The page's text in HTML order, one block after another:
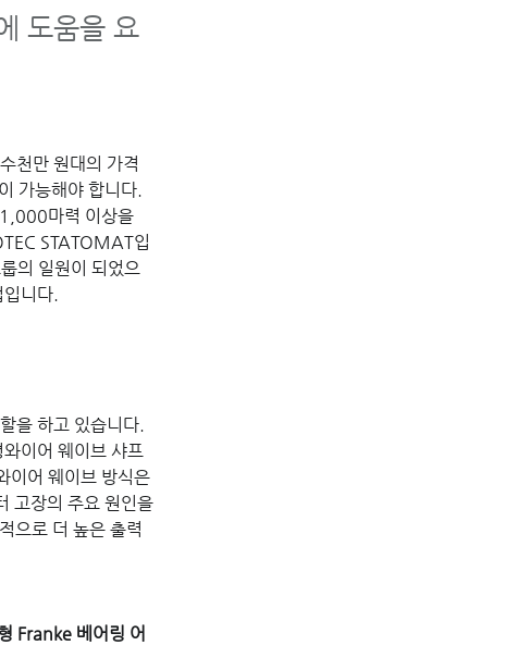
도움을 요
천만 원대의 가격
가능해야 합니다.
마력 이상을
STATOMAT입
의 일원이 되었으
니다.
을 하고 있습니다.
이어 웨이브 샤프
이어 웨이브 방식은
고장의 주요 원인을
으로 더 높은 출력
Franke 베어링 어